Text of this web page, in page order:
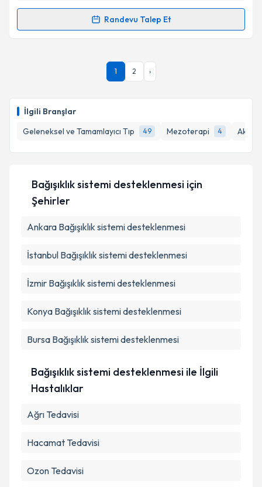
İlgili Branşlar
Geleneksel ve Tamamlayıcı Tıp
49 Mezoterapi 4
kapsamda işlenmesini kabul ediyorum.
Randevu Talep Et
Randevu Takvimi Talebi
Uzm. Dr. Gülay Şengeliçin randevu takvimi talebi
oluşturun. Size bu uzmandan randevu almanız için bir
E-posta Adresiniz
Metni 'ni okudum ve kişisel verilerimin belirtilen
kapsamda işlenmesini kabul ediyorum.
Takvim Talebini Gönder
1 2 ›
Bağışıklık sistemi desteklenmesi için
Şehirler
Ankara Bağışıklık sistemi desteklenmesi
İstanbul Bağışıklık sistemi desteklenmesi
İzmir Bağışıklık sistemi desteklenmesi
Konya Bağışıklık sistemi desteklenmesi
Bursa Bağışıklık sistemi desteklenmesi
Bağışıklık sistemi desteklenmesi ile İlgili
Hastalıklar
Ağrı Tedavisi
Hacamat Tedavisi
Ozon Tedavisi